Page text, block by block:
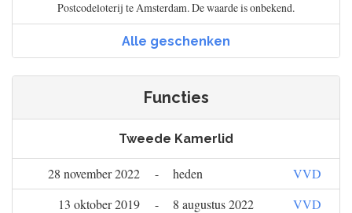
Postcodeloterij te Amsterdam. De waarde is onbekend.
Alle geschenken
Functies
Tweede Kamerlid
28 november 2022 - heden
VVD
13 oktober 2019
- 8 augustus 2022
VVD